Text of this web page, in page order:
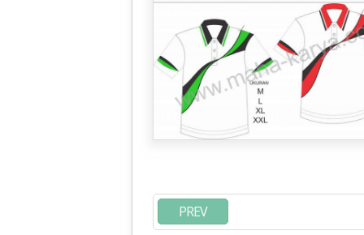
PKS, PDI, Golkar, Gerindra, Demokrat,
PPP, Hanura, PDA, PNA, PA, PBB, PKPI
PREV